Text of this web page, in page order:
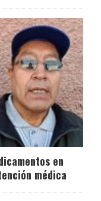
en
médica